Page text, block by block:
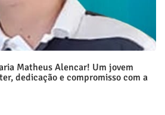
Matheus Alencar! Um jovem
dedicação e compromisso com a